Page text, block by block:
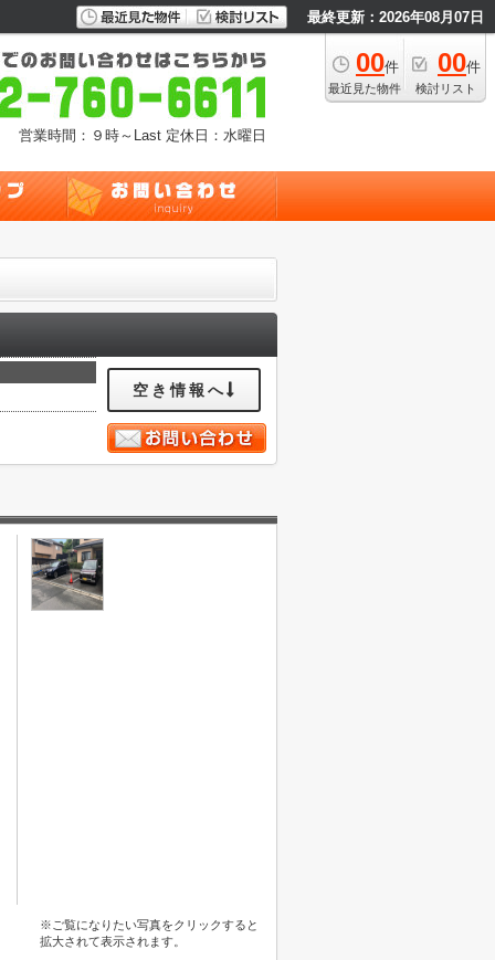
最終更新：2026年08月07日
00件
最近見た物件
00件
検討リスト
営業時間：９時～Last 定休日：水曜日
空き情報へ
※ご覧になりたい写真をクリックすると
拡大されて表示されます。